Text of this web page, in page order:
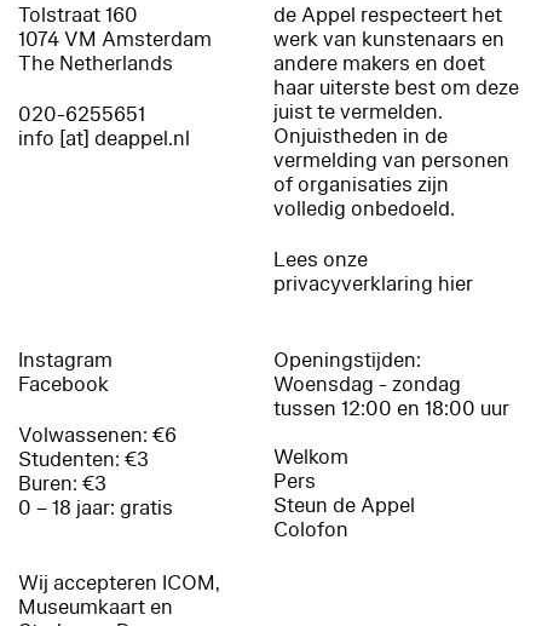
Tolstraat 160
1074 VM Amsterdam
The Netherlands
020-6255651
info [at] deappel.nl
de Appel respecteert het
werk van kunstenaars en
andere makers en doet
haar uiterste best om deze
juist te vermelden.
Onjuistheden in de
vermelding van personen
of organisaties zijn
volledig onbedoeld.
Lees onze
privacyverklaring hier
Instagram
Facebook
Volwassenen: €6
Studenten: €3
Buren: €3
0 – 18 jaar: gratis
Wij accepteren ICOM,
Museumkaart en
Openingstijden:
Woensdag - zondag
tussen 12:00 en 18:00 uur
Welkom
Pers
Steun de Appel
Colofon